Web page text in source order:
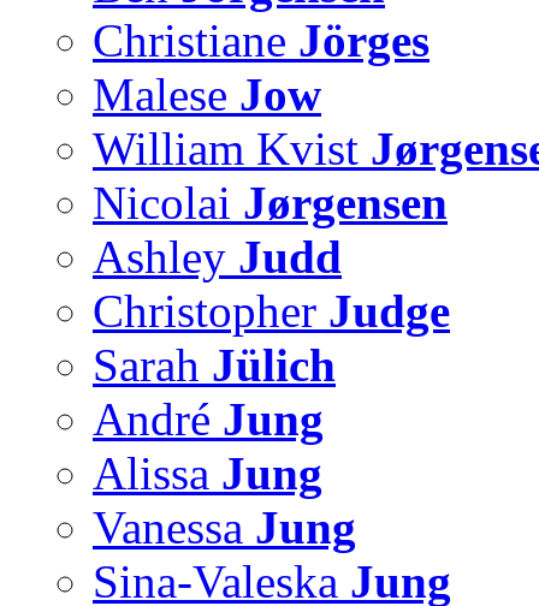
Christiane Jörges
Malese Jow
William Kvist
Nicolai Jørgensen
Ashley Judd
Christopher Judge
Sarah Jülich
André Jung
Alissa Jung
Vanessa Jung
Sina-Valeska Jung